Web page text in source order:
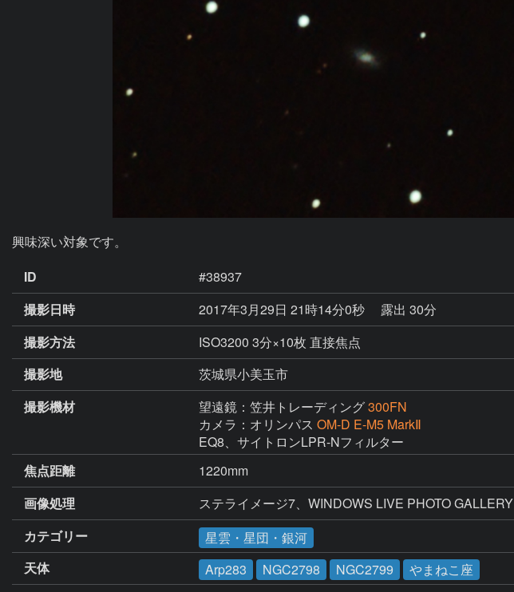
興味深い対象です。
ID
#38937
撮影日時
2017年3月29日 21時14分0秒
露出 30分
撮影方法
ISO3200 3分×10枚 直接焦点
撮影地
茨城県小美玉市
撮影機材
望遠鏡：笠井トレーディング300FN
カメラ：オリンパス OM-D E-M5 MarkⅡ
EQ8、サイトロンLPR-Nフィルター
焦点距離
1220mm
画像処理
ステライメージ7、WINDOWS LIVE PHOTO GALLERY
カテゴリー
星雲・星団・銀河
天体
Arp283 NGC2798 NGC2799 やまねこ座